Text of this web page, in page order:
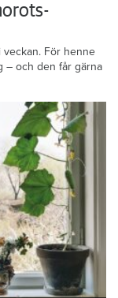
veckan. För henne
– och den får gärna